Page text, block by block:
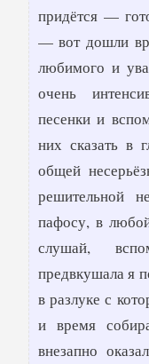
придётся —
— вот дошли
любимого и
очень
песенки и
них сказать в
общей
решительной
пафосу, в
слушай,
предвкушала я
в разлуке с
и время
внезапно